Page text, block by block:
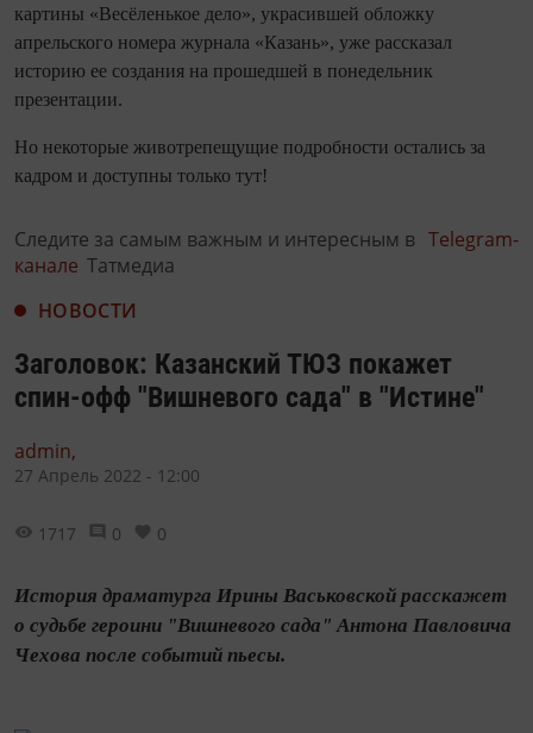
картины «Весёленькое дело», украсившей обложку
апрельского номера журнала «Казань», уже рассказал
историю ее создания на прошедшей в понедельник
презентации.
Но некоторые животрепещущие подробности остались за
кадром и доступны только тут!
Следите за самым важным и интересным в Telegram-
канале Татмедиа
НОВОСТИ
Заголовок: Казанский ТЮЗ покажет
спин-офф "Вишневого сада" в "Истине"
admin,
27 Апрель 2022 - 12:00
1717 0 0
История драматурга Ирины Васьковской расскажет
о судьбе героини "Вишневого сада" Антона Павловича
Чехова после событий пьесы.